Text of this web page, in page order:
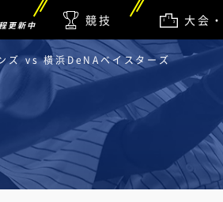
更新中 競技 大会
ズ vs 横浜DeNAベイスターズ